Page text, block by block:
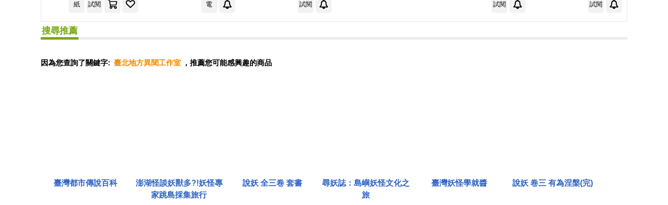
紙 試閱 電 試閱 試閱 試閱
搜尋推薦
因為您查詢了關鍵字: 臺北地方異聞工作室 ，推薦您可能感興趣的商品
臺灣都市傳說百科
澎湖怪談妖獸多?!妖怪專
家跳島採集旅行
說妖 全三卷 套書
尋妖誌：島嶼妖怪文化之
旅
臺灣妖怪學就醬 說妖 卷三 有為涅槃(完)